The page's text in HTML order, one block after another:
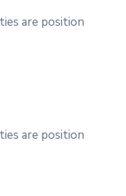
are position
are position